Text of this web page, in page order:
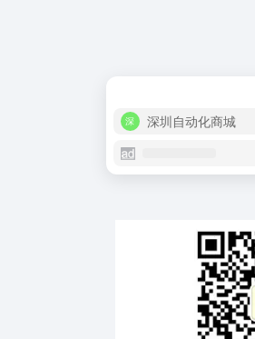
深圳自动化商城